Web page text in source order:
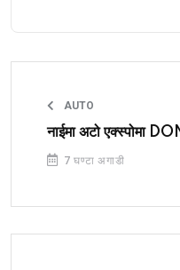
AUTO
नाईमा अटो एक्स्पोमा
7 घण्टा अगाडी